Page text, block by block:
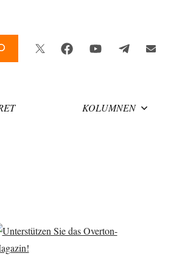
TwitterFacebookYouTubeTelegramNewsletter
KOLUMNEN